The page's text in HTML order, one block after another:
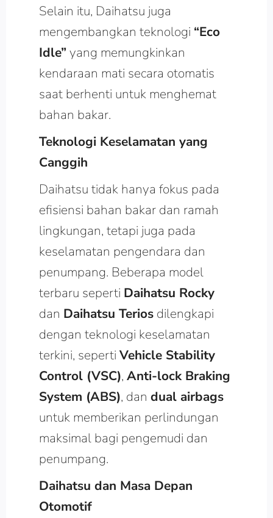
Selain itu, Daihatsu juga
mengembangkan teknologi “Eco
Idle”yang memungkinkan
kendaraan mati secara otomatis
saat berhenti untuk menghemat
bahan bakar.
Teknologi Keselamatan yang
Canggih
Daihatsu tidak hanya fokus pada
efisiensi bahan bakar dan ramah
lingkungan, tetapi juga pada
keselamatan pengendara dan
penumpang. Beberapa model
terbaru seperti Daihatsu Rocky
dan Daihatsu Teriosdilengkapi
dengan teknologi keselamatan
terkini, seperti Vehicle Stability
Control (VSC), Anti-lock Braking
System (ABS), dan dual airbags
untuk memberikan perlindungan
maksimal bagi pengemudi dan
penumpang.
Daihatsu dan Masa Depan
Otomotif